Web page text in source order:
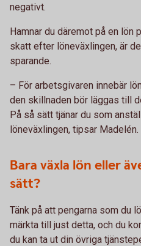
negativt.
Hamnar du däremot på en lön
skatt efter löneväxlingen, är
sparande.
– För arbetsgivaren innebär
den skillnaden bör läggas till
På så sätt tjänar du som
löneväxlingen, tipsar Madelén.
Bara växla lön eller
sätt?
Tänk på att pengarna som du
märkta till just detta, och du
du kan ta ut din övriga